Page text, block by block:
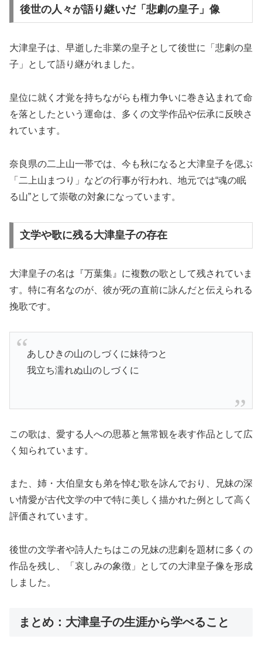
後世の人々が語り継いだ「悲劇の皇子」像
大津皇子は、早逝した非業の皇子として後世に「悲劇の皇
子」として語り継がれました。
皇位に就く才覚を持ちながらも権力争いに巻き込まれて命
を落としたという運命は、多くの文学作品や伝承に反映さ
れています。
奈良県の二上山一帯では、今も秋になると大津皇子を偲ぶ
「二上山まつり」などの行事が行われ、地元では“魂の眠
る山”として崇敬の対象になっています。
文学や歌に残る大津皇子の存在
大津皇子の名は『万葉集』に複数の歌として残されていま
す。特に有名なのが、彼が死の直前に詠んだと伝えられる
挽歌です。
あしひきの山のしづくに妹待つと
我立ち濡れぬ山のしづくに
この歌は、愛する人への思慕と無常観を表す作品として広
く知られています。
また、姉・大伯皇女も弟を悼む歌を詠んでおり、兄妹の深
い情愛が古代文学の中で特に美しく描かれた例として高く
評価されています。
後世の文学者や詩人たちはこの兄妹の悲劇を題材に多くの
作品を残し、「哀しみの象徴」としての大津皇子像を形成
しました。
まとめ：大津皇子の生涯から学べること